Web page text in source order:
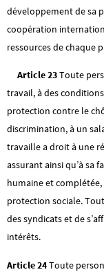
développement de sa
coopération
ressources de chaque
Article 23Toute
travail, à des
protection contre le
discrimination, à un
travaille a droit à une
assurant ainsi qu’à sa
humaine et complétée,
protection sociale.
des syndicats et de
intérêts.
Article 24Toute